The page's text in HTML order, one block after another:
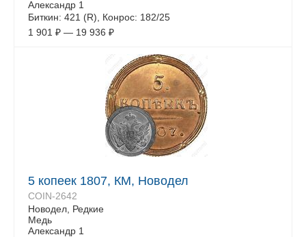
Александр 1
Биткин: 421 (R), Конрос: 182/25
1 901 ₽ — 19 936 ₽
5 копеек 1807, КМ, Новодел
COIN-2642
Новодел, Редкие
Медь
Александр 1